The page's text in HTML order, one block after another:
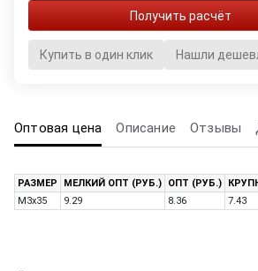
Купить в один клик Нашли
Оптовая цена Описание Отзывы
РАЗМЕР МЕЛКИЙ ОПТ (РУБ.) ОПТ (РУБ.)
M3x35
9.29 8.36 7.43